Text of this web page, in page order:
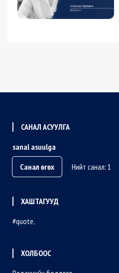
САНАЛ АСУУЛГА
sanal asuulga
Санал өгөх
Нийт санал: 1
ХАШТАГУУД
quote
ХОЛБООС